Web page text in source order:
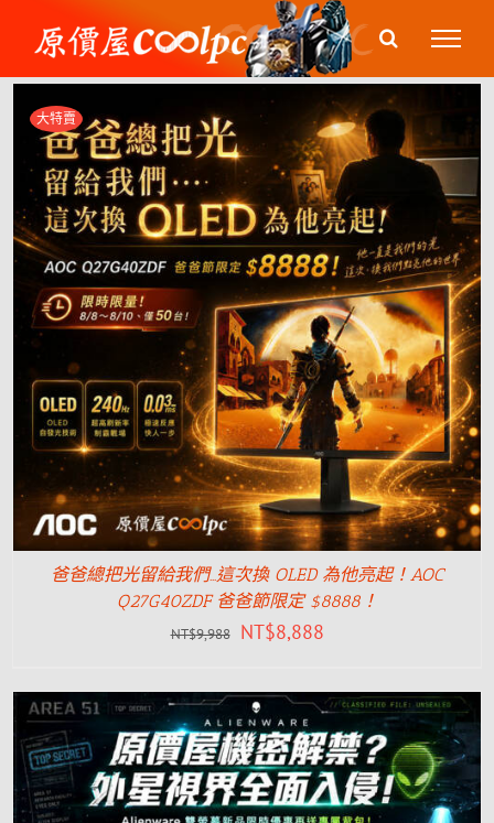
content
大特賣
爸爸總把光留給我們…這次換 OLED 為他亮起！AOC
Q27G40ZDF 爸爸節限定 $8888！
NT$9,988 NT$8,888